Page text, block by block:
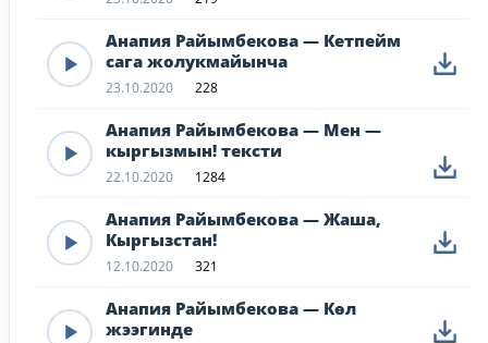
Анапия Райымбекова — Кетпейм
сага жолукмайынча
23.10.2020 228
Анапия Райымбекова — Мен —
кыргызмын! тексти
22.10.2020 1284
Анапия Райымбекова — Жаша,
Кыргызстан!
12.10.2020 321
Анапия Райымбекова — Көл
жээгинде